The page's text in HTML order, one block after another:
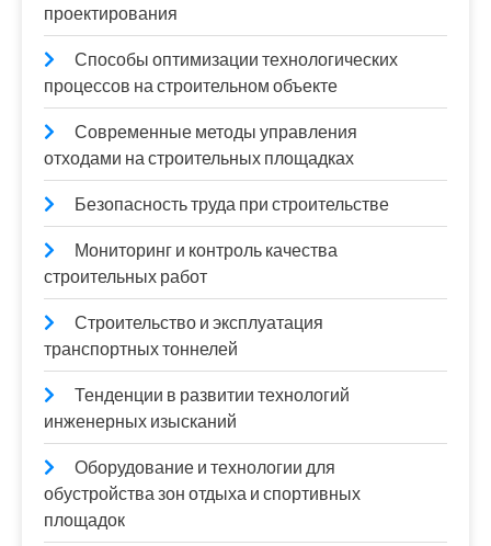
проектирования
Способы оптимизации технологических
процессов на строительном объекте
Современные методы управления
отходами на строительных площадках
Безопасность труда при строительстве
Мониторинг и контроль качества
строительных работ
Строительство и эксплуатация
транспортных тоннелей
Тенденции в развитии технологий
инженерных изысканий
Оборудование и технологии для
обустройства зон отдыха и спортивных
площадок